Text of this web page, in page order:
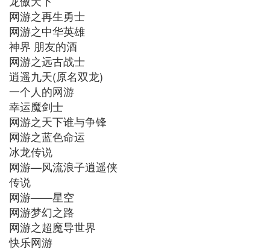
网游之再生勇士
网游之中华英雄
神界 朋友的酒
网游之远古战士
逍遥九天(原名双龙)
一个人的网游
幸运魔剑士
网游之天下谁与争锋
网游之蓝色命运
冰龙传说
网游—风流浪子逍遥侠
传说
网游——星空
网游梦幻之路
网游之超魔导世界
快乐网游